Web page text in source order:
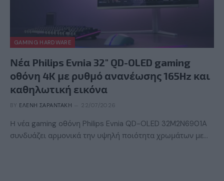
GAMING HARDWARE
Νέα Philips Evnia 32″ QD-OLED gaming
οθόνη 4K με ρυθμό ανανέωσης 165Hz και
καθηλωτική εικόνα
BY ΕΛΈΝΗ ΣΑΡΑΝΤΆΚΗ 22/07/2026
Η νέα gaming οθόνη Philips Evnia QD-OLED 32M2N6901A
συνδυάζει αρμονικά την υψηλή ποιότητα χρωμάτων με…